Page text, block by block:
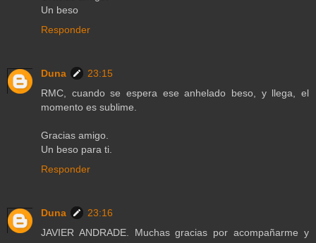
Un beso
Responder
Duna
23:15
RMC, cuando se espera ese anhelado beso, y llega, el
momento es sublime.
Gracias amigo.
Un beso para ti.
Responder
Duna
23:16
JAVIER ANDRADE. Muchas gracias por acompañarme y